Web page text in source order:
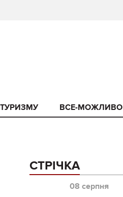
ВСЕ-МОЖЛИВО
СТРІЧКА
08 серпня